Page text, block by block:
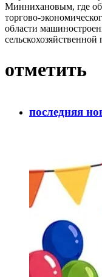
Миннихановым, где
торгово-
области
отметить
последняя